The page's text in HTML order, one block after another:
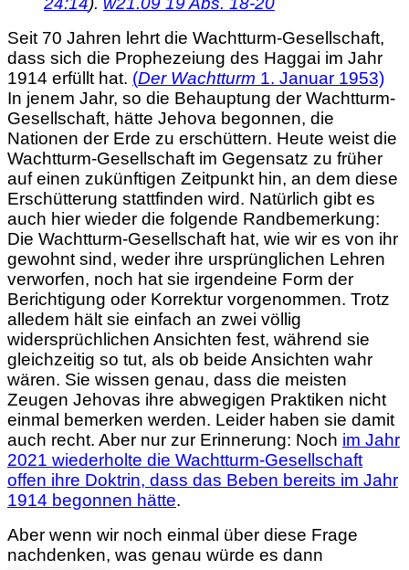
Seit 70 Jahren lehrt die Wachtturm-Gesellschaft,
dass sich die Prophezeiung des Haggai im Jahr
1914 erfüllt hat. (Der Wachtturm 1. Januar 1953)
In jenem Jahr, so die Behauptung der Wachtturm-
Gesellschaft, hätte Jehova begonnen, die
Nationen der Erde zu erschüttern. Heute weist die
Wachtturm-Gesellschaft im Gegensatz zu früher
auf einen zukünftigen Zeitpunkt hin, an dem diese
Erschütterung stattfinden wird. Natürlich gibt es
auch hier wieder die folgende Randbemerkung:
Die Wachtturm-Gesellschaft hat, wie wir es von ihr
gewohnt sind, weder ihre ursprünglichen Lehren
verworfen, noch hat sie irgendeine Form der
Berichtigung oder Korrektur vorgenommen. Trotz
alledem hält sie einfach an zwei völlig
widersprüchlichen Ansichten fest, während sie
gleichzeitig so tut, als ob beide Ansichten wahr
wären. Sie wissen genau, dass die meisten
Zeugen Jehovas ihre abwegigen Praktiken nicht
einmal bemerken werden. Leider haben sie damit
auch recht. Aber nur zur Erinnerung: Noch im Jahr
2021 wiederholte die Wachtturm-Gesellschaft
offen ihre Doktrin, dass das Beben bereits im Jahr
1914 begonnen hätte.
Aber wenn wir noch einmal über diese Frage
nachdenken, was genau würde es dann